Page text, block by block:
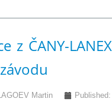
z ČANY-
Martin